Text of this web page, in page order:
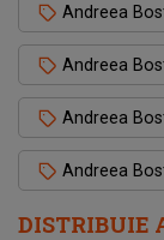
DISTRIBUIE
Andreea
Andreea
Andreea
Andreea